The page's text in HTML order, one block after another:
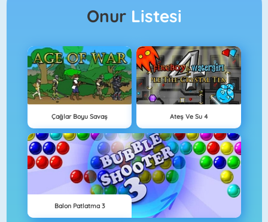
Onur Listesi
Çağlar Boyu Savaş Ateş Ve Su 4
Balon Patlatma 3